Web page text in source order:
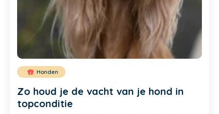
Honden
Zo houd je de vacht van je hond in
topconditie